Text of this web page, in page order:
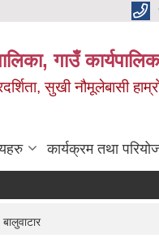
गाउँ
सुखी नौमूलेबासी
कार्यक्रम तथा